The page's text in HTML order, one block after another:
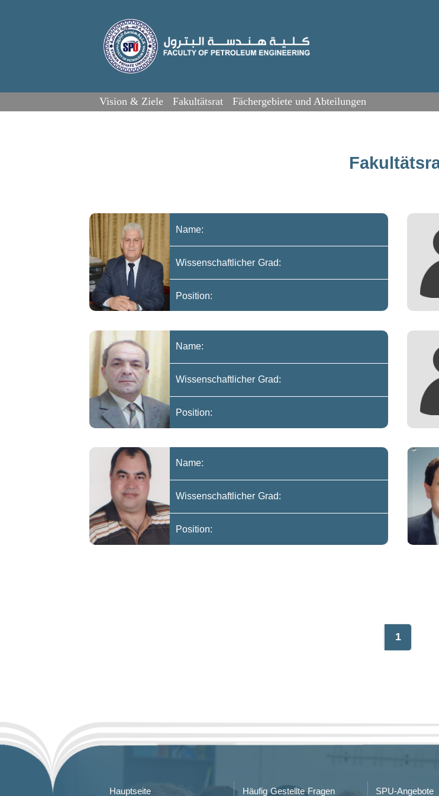
Vision & Ziele Fakultätsrat Fächergebiete und Abteilungen
Name:
Wissenschaftlicher Grad:
Position:
Name:
Wissenschaftlicher Grad:
Position:
Name:
Wissenschaftlicher Grad:
Position:
1
Hauptseite Häufig Gestellte Fragen SPU-Angebote